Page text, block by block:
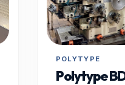
POLYTYPE
Polytype